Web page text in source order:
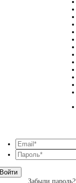
Войти
Забыли пароль?